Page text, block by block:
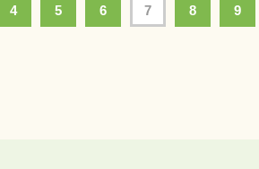
4 5 6 7 8 9